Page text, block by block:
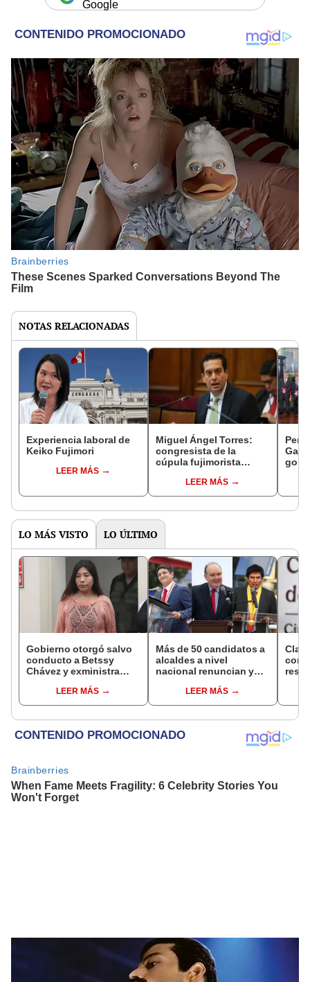
Google
NOTAS RELACIONADAS
Experiencia laboral de
Keiko Fujimori
LEER MÁS
Miguel Ángel Torres:
congresista de la
cúpula fujimorista
del SenadoLEER MÁS
LO MÁS VISTO LO ÚLTIMO
Gobierno otorgó salvo
conducto a Betssy
Chávez y exministra
madrugadaLEER MÁS
Más de 50 candidatos a
alcaldes a nivel
nacional renuncian y
encubiertaLEER MÁS